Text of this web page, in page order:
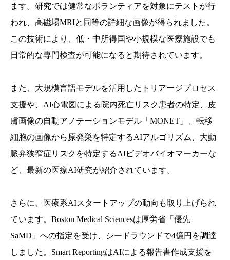
ます。研究では健常なボランティアを対象にテストが行
われ、高磁場MRIと同等の詳細な画像が得られました。
この技術により、低・中所得国や小規模な医療施設でも
日常的な専門検査が可能になると期待されています。
また、大規模言語モデルを活用したトリアージプロセス
支援や、AI心電図による院内死亡リスク患者の特定、皮
膚画像の自動アノテーションモデル「MONET」、転移
細胞の画像から原発巣を特定するAIアルゴリズム、大動
脈弁狭窄症リスクを特定するAIビデオバイオマーカーな
ど、最新の医療AI研究が紹介されています。
さらに、医療系AIスタートアップの動向も取り上げられ
ています。Boston Medical Sciencesは厚労省「優先
SaMD」への指定を受け、シードラウンドで4億円を調達
しました。Smart ReportingはAIによる報告書作成支援を